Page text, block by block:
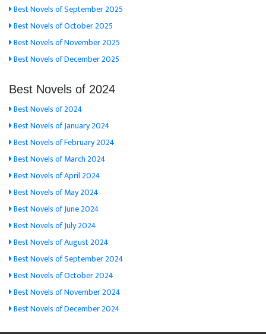
Best Novels of September 2025
Best Novels of October 2025
Best Novels of November 2025
Best Novels of December 2025
Best Novels of 2024
Best Novels of 2024
Best Novels of January 2024
Best Novels of February 2024
Best Novels of March 2024
Best Novels of April 2024
Best Novels of May 2024
Best Novels of June 2024
Best Novels of July 2024
Best Novels of August 2024
Best Novels of September 2024
Best Novels of October 2024
Best Novels of November 2024
Best Novels of December 2024